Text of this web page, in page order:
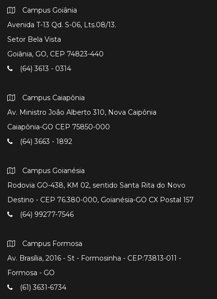
Campus Goiânia
Avenida T-13 Qd. S-06, Lts.08/13.
Setor Bela Vista
Goiânia, GO, CEP 74823-440
(64) 3613 - 0314
Campus Caiapônia
Av. Ministro João Alberto 310, Nova Caipônia
Caiapônia-GO CEP 75850-000
(64) 3663 - 1892
Campus Goianésia
Rodovia GO-438, KM 02, sentido Santa Rita do Novo
Destino - CEP 76.380-000, Goianésia-GO CX Postal 157
(64) 99277-7546
Campus Formosa
Av. Brasília, 2016 - St - Formosinha - CEP:73813-011 -
Formosa - GO
(61) 3631-6734